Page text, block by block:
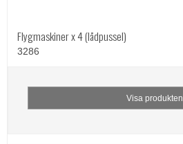
Flygmaskiner x 4 (lådpussel)
3286
Visa produkten